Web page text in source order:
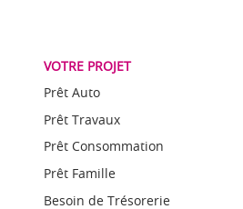
VOTRE PROJET
Prêt Auto
Prêt Travaux
Prêt Consommation
Prêt Famille
Besoin de Trésorerie